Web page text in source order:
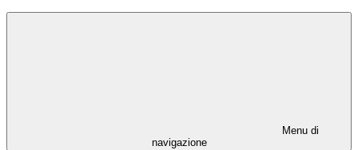
Menu di
navigazione